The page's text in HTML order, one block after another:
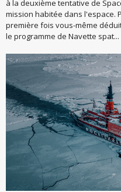
à la deuxième tentative de
mission habitée dans l'espace.
première fois vous-même
le programme de Navette spat...